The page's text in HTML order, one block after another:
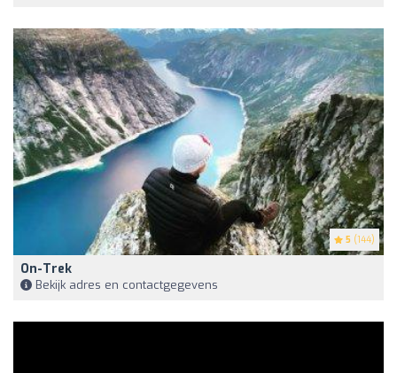
5 (144)
On-Trek
Bekijk adres en contactgegevens